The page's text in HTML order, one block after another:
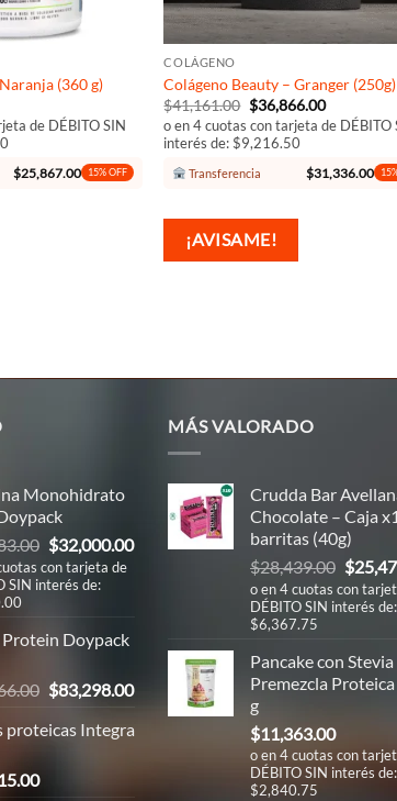
(360 g)
de DÉBITO SIN
$25,867.00 15% OFF
+
COLÁGENO
Colágeno Beauty – Granger (250g)
$41,161.00 El
precio
original
era:
$41,161.00.
$36,866.00El
precio
actual
o en 4 cuotas con tarjeta de DÉBITO
interés de: $9,216.50
Transferencia $31,336.00
¡AVISAME!
Monohidrato
El
precio
original
$43,183.00.
$32,000.00El
con tarjeta de
SIN interés de:
Doypack
El
original
$83,298.00El
actual
proteicas Integra
MÁS VALORADO
Crudda Bar
Chocolate – Caja
barritas (40g)
$28,439.00 El
precio
original
$
o en 4 cuotas con
DÉBITO SIN interés de:
$6,367.75
Pancake con Stevia
Premezcla
g
$11,363.00
o en 4 cuotas con
DÉBITO SIN interés de:
$2,840.75